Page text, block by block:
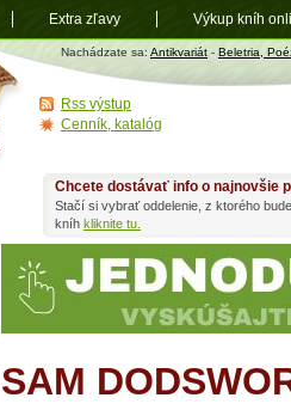
Antikvariát
shop.sk
Nachádzate sa: Antikvariát - Beletria,
SAM
Chcete dostávať info o najnovšie
Stačí si vybrať oddelenie, z ktorého
kníh kliknite tu.
Rss výstup
Cenník, katalóg
Extra zľavy Výkup kníh